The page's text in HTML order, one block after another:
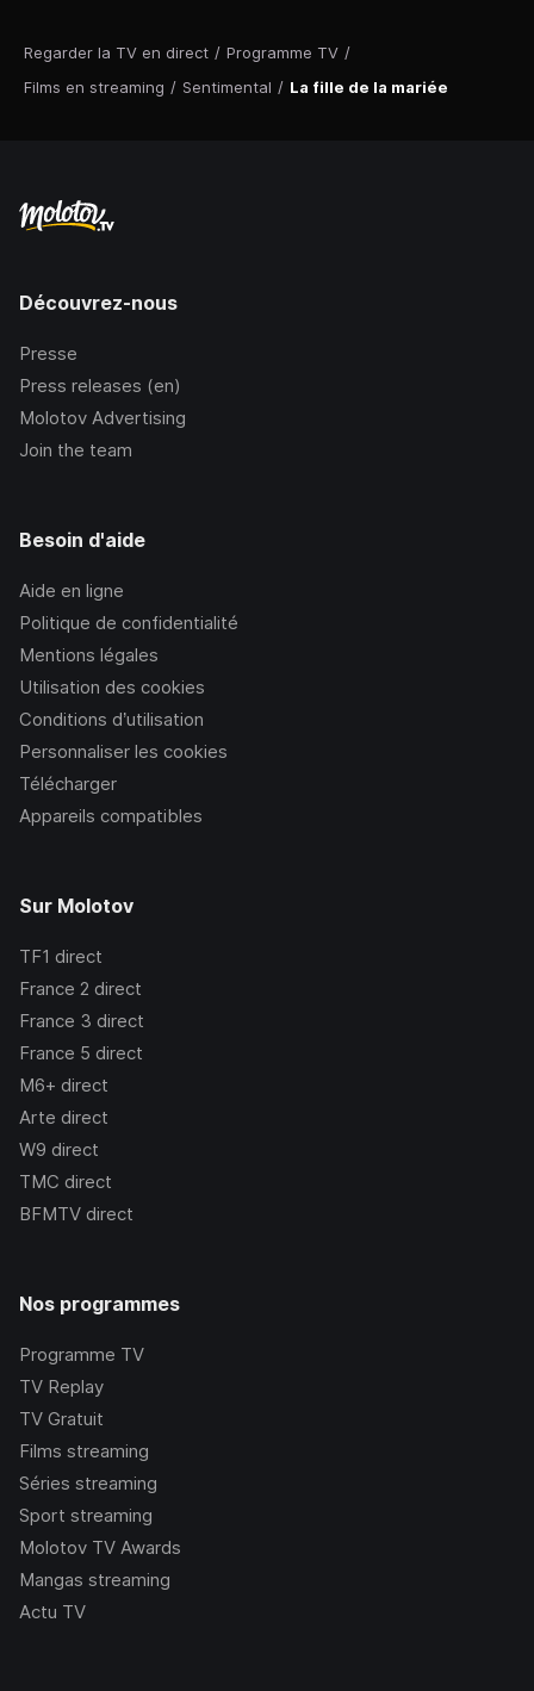
Regarder la TV en direct / Programme TV /
Films en streaming / Sentimental / La fille de la mariée
Découvrez-nous
Presse
Press releases (en)
Molotov Advertising
Join the team
Besoin d'aide
Aide en ligne
Politique de confidentialité
Mentions légales
Utilisation des cookies
Conditions d’utilisation
Personnaliser les cookies
Télécharger
Appareils compatibles
Sur Molotov
TF1 direct
France 2 direct
France 3 direct
France 5 direct
M6+ direct
Arte direct
W9 direct
TMC direct
BFMTV direct
Nos programmes
Programme TV
TV Replay
TV Gratuit
Films streaming
Séries streaming
Sport streaming
Molotov TV Awards
Mangas streaming
Actu TV